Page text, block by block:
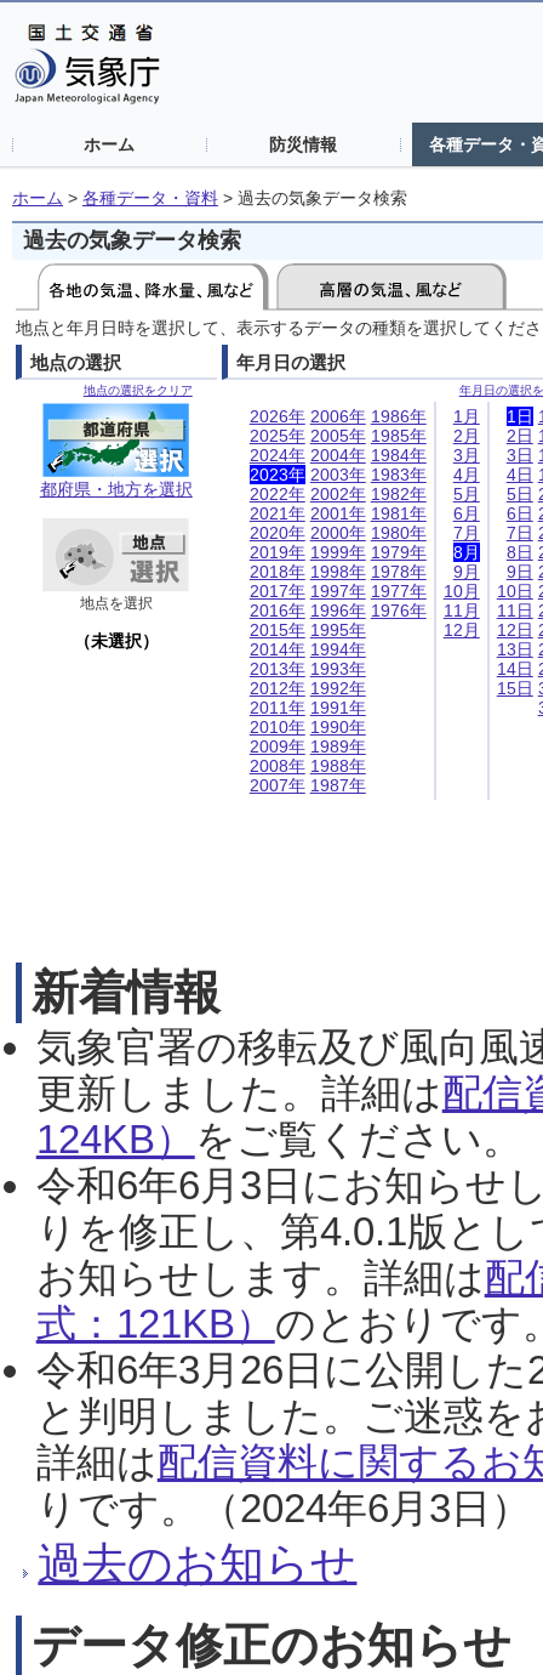
ホーム 防災情報 各種データ・
ホーム > 各種データ・資料 > 過去の気象データ検索
過去の気象データ検索
地点と年月日時を選択して、表示するデータの種類を選択してくだ
地点の選択
地点の選択をクリア
都府県・地方を選択
地点を選択
（未選択）
年月日の選択
年月日の選択
2026年
2025年
2024年
2023年
2022年
2021年
2020年
2019年
2018年
2017年
2016年
2015年
2014年
2013年
2012年
2011年
2010年
2009年
2008年
2007年
2006年
2005年
2004年
2003年
2002年
2001年
2000年
1999年
1998年
1997年
1996年
1995年
1994年
1993年
1992年
1991年
1990年
1989年
1988年
1987年
1986年
1985年
1984年
1983年
1982年
1981年
1980年
1979年
1978年
1977年
1976年
1月
2月
3月
4月
5月
6月
7月
8月
9月
10月
11月
12月
1日
2日
3日
4日
5日
6日
7日
8日
9日
10日
11日
12日
13日
14日
15日
新着情報
気象官署の移転及び風向風
更新しました。詳細は配信
124KB） をご覧ください。
令和6年6月3日にお知らせ
りを修正し、第4.0.1版と
お知らせします。詳細は配
式：121KB） のとおりです
令和6年3月26日に公開し
と判明しました。ご迷惑
詳細は配信資料に関するお
りです。（2024年6月3日）
過去のお知らせ
データ修正のお知らせ